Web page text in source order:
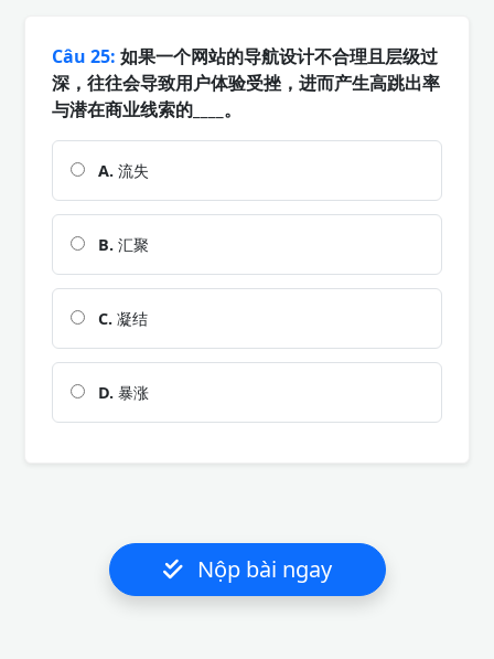
Câu 25: 如果一个网站的导航设计不合理且层级过
深，往往会导致用户体验受挫，进而产生高跳出率
与潜在商业线索的____。
A. 流失
B. 汇聚
C. 凝结
D. 暴涨
Nộp bài ngay